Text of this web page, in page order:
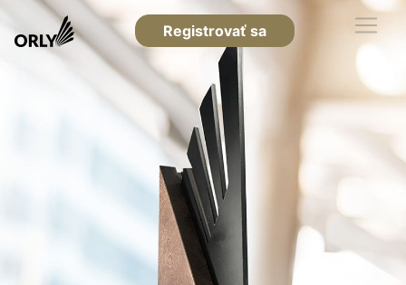
Registrovať sa